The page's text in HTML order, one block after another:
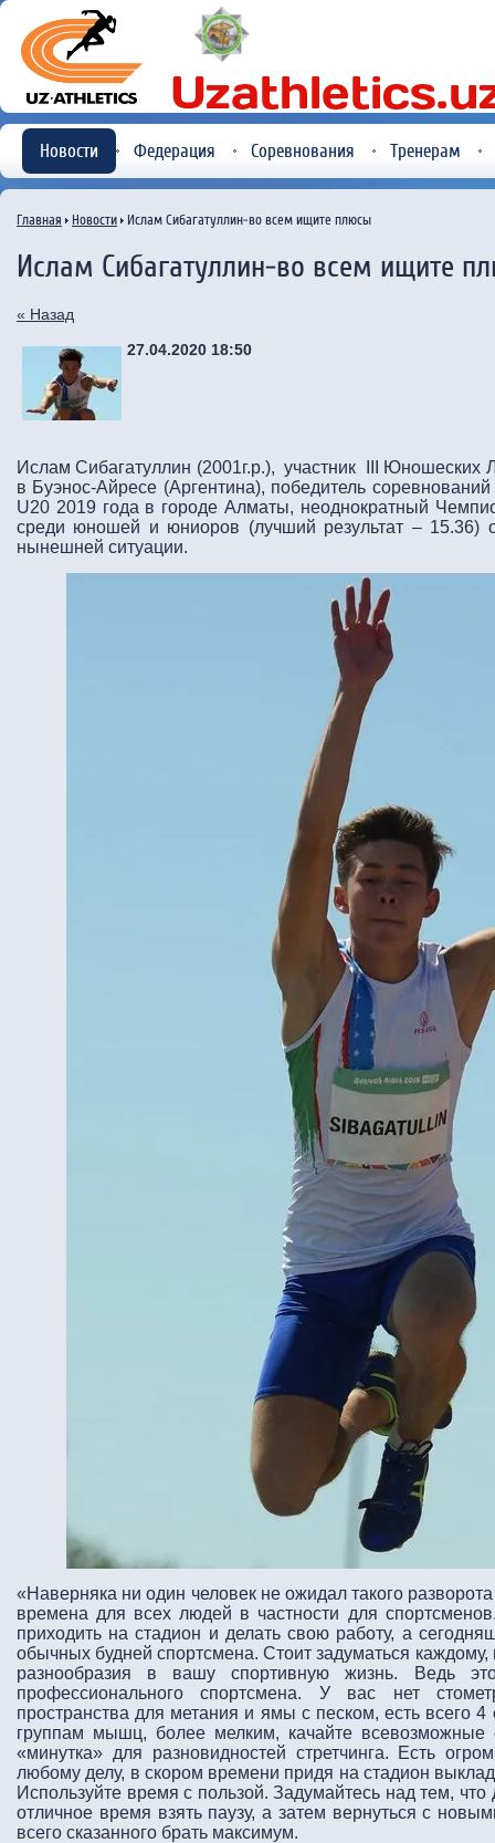
Новости Федерация Соревнования Тренерам
Главная Новости Ислам Сибагатуллин-во всем ищите плюсы
Ислам Сибагатуллин-во всем ищите
« Назад
27.04.2020 18:50
Ислам Сибагатуллин (2001г.р.), участник III Юношеских
в Буэнос-Айресе (Аргентина), победитель
U20 2019 года в городе Алматы, неоднократный
среди юношей и юниоров (лучший результат – 15.36)
нынешней ситуации.
«Наверняка ни один человек не ожидал такого
времена для всех людей в частности для
приходить на стадион и делать свою работу, а
обычных будней спортсмена. Стоит задуматься каждому,
разнообразия в вашу спортивную жизнь. Ведь
профессионального спортсмена. У вас нет
пространства для метания и ямы с песком, есть всего
группам мышц, более мелким, качайте всевозможные
«минутка» для разновидностей стретчинга. Есть
любому делу, в скором времени придя на стадион
Используйте время с пользой. Задумайтесь над тем,
отличное время взять паузу, а затем вернуться с
всего сказанного брать максимум.